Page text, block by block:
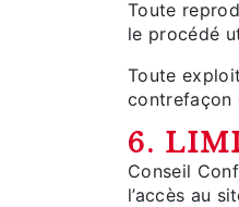
Toute
le procédé
Toute
contrefaçon
6.
Conseil
l’accès au